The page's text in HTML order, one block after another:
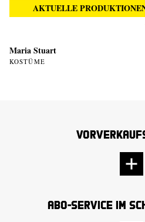
AKTUELLE
Maria Stuart
KOSTÜME
Abo-Service im